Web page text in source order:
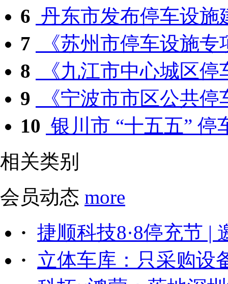
6 丹东市发布停车设施
7
《苏州市停车设施
8
《九江市中心城区
9
《宁波市市区公共
10 银川市 “十五五” 停
相关类别
会员动态 more
· 捷顺科技8·8停充节 |
· 立体车库：只采购设